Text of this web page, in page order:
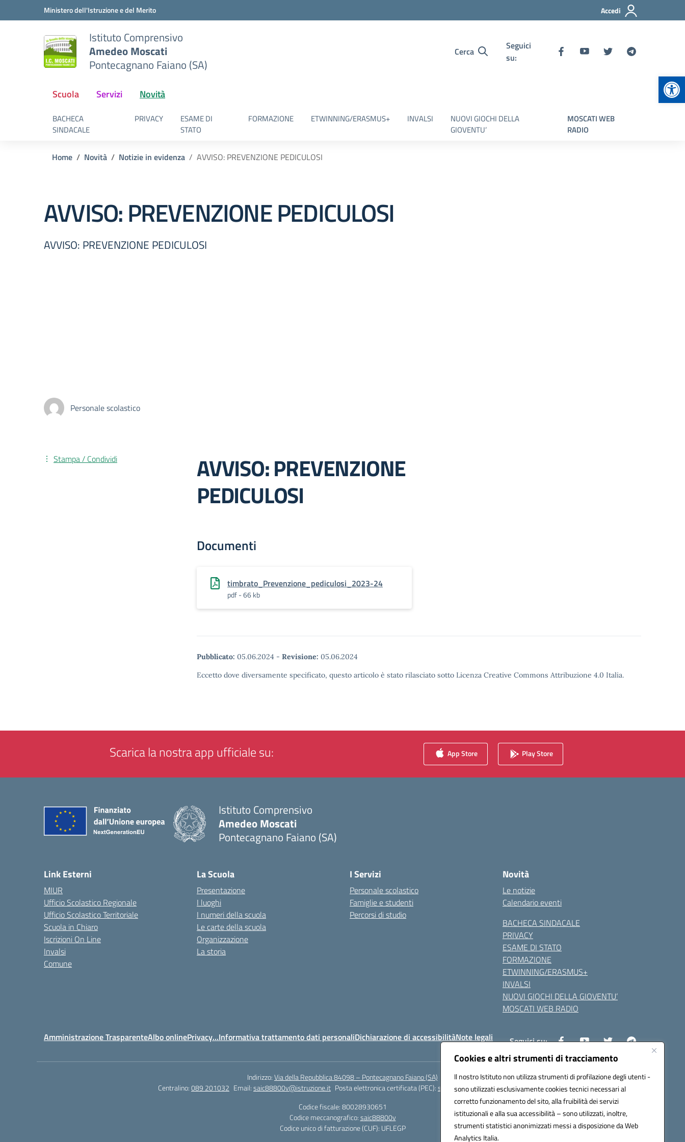
Cookies e altri strumenti di tracciamento
Il nostro Istituto non utilizza strumenti di profilazione degli utenti -
sono utilizzati esclusivamente cookies tecnici necessari al
corretto funzionamento del sito, alla fruibilità dei servizi
istituzionali e alla sua accessibilità – sono utilizzati, inoltre,
strumenti statistici anonimizzati messi a disposizione da Web
Analytics Italia.
Vai ai contenuti
Vai al menu di navigazioneMinistero dell'Istruzione e del Merito Accedi
Istituto Comprensivo
Amedeo Moscati
Pontecagnano Faiano (SA)
Cerca
Seguici
su:
Scuola Servizi Novità
BACHECA
SINDACALE
PRIVACY
ESAME DI
STATO
FORMAZIONE ETWINNING/ERASMUS+ INVALSI
NUOVI GIOCHI DELLA
GIOVENTU’
MOSCATI WEB
RADIO
Home Novità Notizie in evidenza AVVISO: PREVENZIONE PEDICULOSI
AVVISO: PREVENZIONE PEDICULOSI
AVVISO: PREVENZIONE PEDICULOSI
Personale scolastico
AVVISO: PREVENZIONE
PEDICULOSI
Documenti
timbrato_Prevenzione_pediculosi_2023-24
pdf - 66 kb
Pubblicato: 05.06.2024 - Revisione: 05.06.2024
Eccetto dove diversamente specificato, questo articolo è stato rilasciato sotto Licenza Creative Commons Attribuzione 4.0 Italia.
Stampa / Condividi
Scarica la nostra app ufficiale su: App Store Play Store
Istituto Comprensivo
Amedeo Moscati
Pontecagnano Faiano (SA)
Link Esterni
MIUR
Ufficio Scolastico Regionale
Ufficio Scolastico Territoriale
Scuola in Chiaro
Iscrizioni On Line
Invalsi
Comune
La Scuola
Presentazione
I luoghi
I numeri della scuola
Le carte della scuola
Organizzazione
La storia
I Servizi
Personale scolastico
Famiglie e studenti
Percorsi di studio
Novità
Le notizie
Calendario eventi
BACHECA SINDACALE
PRIVACY
ESAME DI STATO
FORMAZIONE
ETWINNING/ERASMUS+
INVALSI
NUOVI GIOCHI DELLA GIOVENTU’
MOSCATI WEB RADIO
Amministrazione TrasparenteAlbo onlinePrivacy…Informativa trattamento dati personaliDichiarazione di accessibilitàNote legali Seguici su:
Indirizzo:Via della Repubblica 84098 – Pontecagnano Faiano (SA)
Centralino:089 201032 Email:saic88800v@istruzione.it Posta elettronica certificata (PEC):saic88800v@pec.istruzione.it
Codice fiscale: 80028930651
Codice meccanografico:saic88800v
Codice unico di fatturazione (CUF): UFLEGP